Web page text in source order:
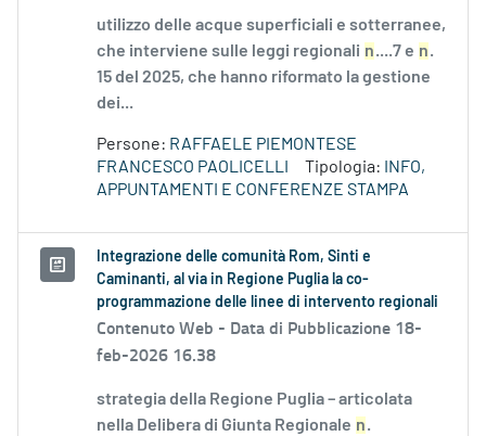
utilizzo delle acque superficiali e sotterranee,
che interviene sulle leggi regionali n....7 e n.
15 del 2025, che hanno riformato la gestione
dei...
Persone: RAFFAELE PIEMONTESE
FRANCESCO PAOLICELLI
Tipologia:
INFO,
APPUNTAMENTI E CONFERENZE STAMPA
Integrazione delle comunità Rom, Sinti e
Caminanti, al via in Regione Puglia la co-
programmazione delle linee di intervento regionali
Contenuto Web - Data di Pubblicazione 18-
feb-2026 16.38
strategia della Regione Puglia – articolata
nella Delibera di Giunta Regionale n.